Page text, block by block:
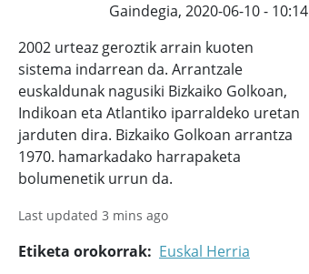
Gaindegia, 2020-06-10 - 10:14
2002 urteaz geroztik arrain kuoten
sistema indarrean da. Arrantzale
euskaldunak nagusiki Bizkaiko Golkoan,
Indikoan eta Atlantiko iparraldeko uretan
jarduten dira. Bizkaiko Golkoan arrantza
1970. hamarkadako harrapaketa
bolumenetik urrun da.
Last updated 3 mins ago
Etiketa orokorrak Euskal Herria